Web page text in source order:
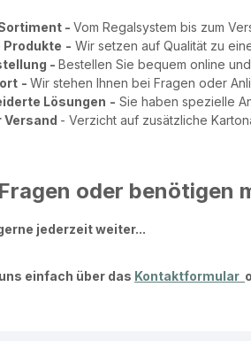
- Vom Regalsystem bis zum
- Wir setzen auf Qualität zu
- Bestellen Sie bequem online
- Wir stehen Ihnen bei Fragen oder
Lösungen - Sie haben spezielle
Versand - Verzicht auf zusätzliche
oder benötigen
jederzeit weiter...
einfach über das Kontaktformular